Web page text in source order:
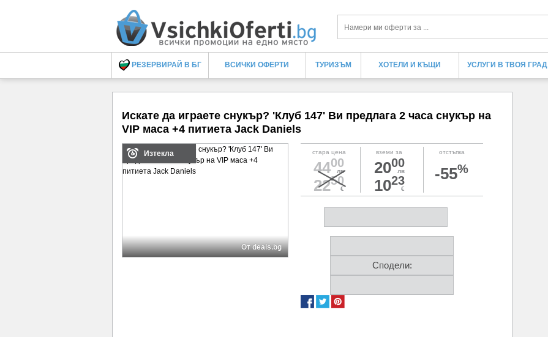
Търси
РЕЗЕРВИРАЙ В БГ ВСИЧКИ ОФЕРТИ ТУРИЗЪМ ХОТЕЛИ И КЪЩИ УСЛУГИ В ТВОЯ ГРАД
Искате да играете снукър? 'Клуб 147' Ви предлага 2 часа снукър на
VIP маса +4 питиета Jack Daniels
Изтекла
От deals.bg
стара цена
4400
лв
2250
€
вземи за
2000
лв
1023
€
отстъпка
-55%
Сподели: